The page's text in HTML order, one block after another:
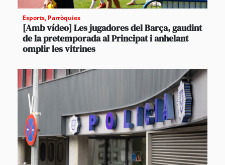
Esports, Parròquies
[Amb vídeo] Les jugadores del Barça, gaudint
de la pretemporada al Principat i anhelant
omplir les vitrines